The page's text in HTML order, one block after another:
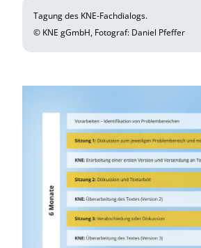
Tagung des KNE-Fachdialogs.
© KNE gGmbH, Fotograf: Daniel Pfeffer